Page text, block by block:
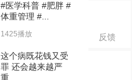
反馈
#医学科普 #肥胖 #
体重管理 #...
1425播放
这个病既花钱又受
罪 还会越来越严
重...